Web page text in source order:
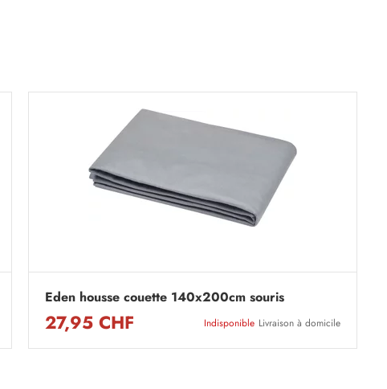
Eden housse couette 140x200cm souris
27,95 CHF Indisponible Livraison à domicile